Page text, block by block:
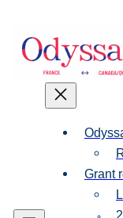
content
Grant